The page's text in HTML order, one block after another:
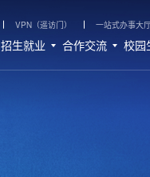
VPN（遥访门） 一站式办事大
招生就业 合作交流 校园